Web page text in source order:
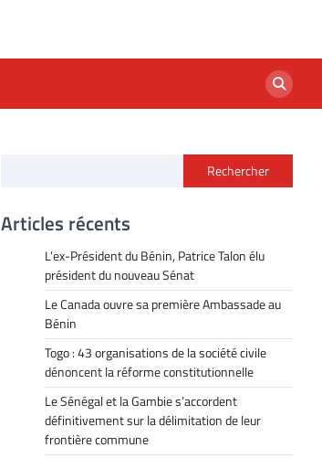
Rechercher
Articles récents
L’ex-Président du Bénin, Patrice Talon élu
président du nouveau Sénat
Le Canada ouvre sa première Ambassade au
Bénin
Togo : 43 organisations de la société civile
dénoncent la réforme constitutionnelle
Le Sénégal et la Gambie s’accordent
définitivement sur la délimitation de leur
frontière commune